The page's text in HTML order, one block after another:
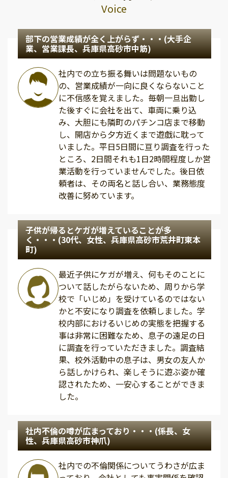
Voice
部下の営業成績が全く上がらず・・・(大手企
業、営業課長、兵庫県高砂市中筋)
社内での立ち振る舞いは問題ないもの
の、営業成績が一向に良くならないこと
に不信感を覚えました。毎朝一旦出勤し
た後すぐに会社を出て、車両に乗り込
み、大胆にも隣町のパチンコ店まで移動
し、開店から夕方近くまで遊戯に耽って
いました。平日5日間に亘り調査を行った
ところ、2日間それも1日2時間程度しか営
業活動を行っていませんでした。後日依
頼者は、その両名と話し合い、業務態度
改善に努めています。
子供が帰るとケガが増えていることが多
く・・・(30代、女性、兵庫県高砂市荒井町東本
町)
最近子供にケガが増え、何もそのことに
ついて話したがらないため、周りから学
校で「いじめ」を受けているのではない
かと不安になり調査を依頼しました。学
校内部におけるいじめの実態を把握する
事は非常に困難なため、息子の遠足の日
に調査を行っていただきました。調査結
果、校外活動中の息子は、男女の友人か
ら話しかけられ、楽しそうに遊ぶ姿か確
認されたため、一安心することができま
した。
社内不倫の噂が広まっており・・・(係長、女
性、兵庫県高砂市神爪)
社内での不倫関係についてうわさが広ま